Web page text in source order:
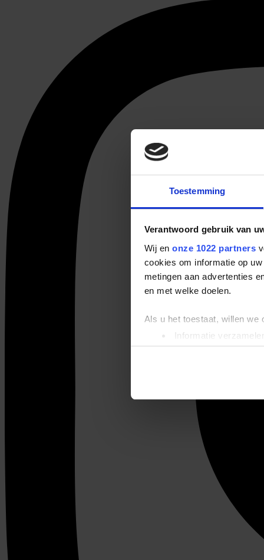
Toestemming
Verantwoord gebruik van
Wij en onze 1022 partners
cookies om informatie op
metingen aan advertenties
en met welke doelen.
Als u het toestaat, willen we
Informatie
Uw apparaat
Lees meer over hoe uw
We gebruiken cookies om
websiteverkeer te
media, adverteren en
verstrekt of die ze hebben